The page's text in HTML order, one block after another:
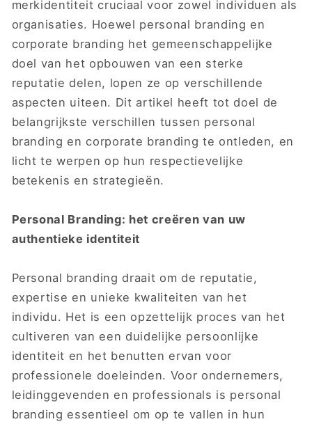
merkidentiteit cruciaal voor zowel individuen als
organisaties. Hoewel personal branding en
corporate branding het gemeenschappelijke
doel van het opbouwen van een sterke
reputatie delen, lopen ze op verschillende
aspecten uiteen. Dit artikel heeft tot doel de
belangrijkste verschillen tussen personal
branding en corporate branding te ontleden, en
licht te werpen op hun respectievelijke
betekenis en strategieën.
Personal Branding: het creëren van uw
authentieke identiteit
Personal branding draait om de reputatie,
expertise en unieke kwaliteiten van het
individu. Het is een opzettelijk proces van het
cultiveren van een duidelijke persoonlijke
identiteit en het benutten ervan voor
professionele doeleinden. Voor ondernemers,
leidinggevenden en professionals is personal
branding essentieel om op te vallen in hun